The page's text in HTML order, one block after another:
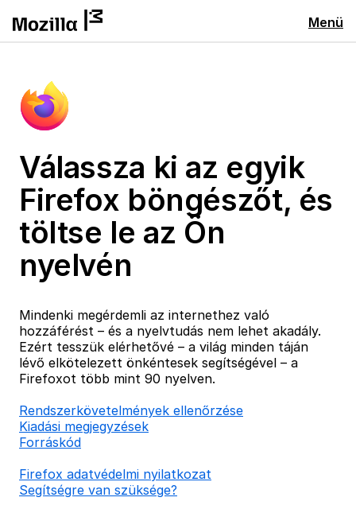
Menü
Válassza ki az egyik
Firefox böngészőt, és
töltse le az Ön
nyelvén
Mindenki megérdemli az internethez való
hozzáférést – és a nyelvtudás nem lehet akadály.
Ezért tesszük elérhetővé – a világ minden táján
lévő elkötelezett önkéntesek segítségével – a
Firefoxot több mint 90 nyelven.
Rendszerkövetelmények ellenőrzése
Kiadási megjegyzések
Forráskód
Firefox adatvédelmi nyilatkozat
Segítségre van szüksége?